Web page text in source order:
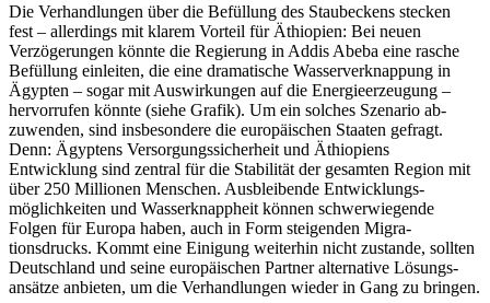
Die Verhandlungen über die Befüllung des Staubeckens stecken
fest – allerdings mit klarem Vorteil für Äthio­pien: Bei neuen
Verzögerungen könnte die Regierung in Addis Abeba eine rasche
Befüllung einleiten, die eine dramatische Wasserverknappung in
Ägypten – sogar mit Auswirkungen aufdie Energieerzeugung –
hervorrufen könnte (siehe Gra­fik). Um ein solches Szenario ab­
zuwenden, sind insbesondere die europäischen Staaten gefragt.
Denn: Ägyptens Versorgungssicherheit und Äthiopiens
Entwicklung sind zentral für die Stabilität der ge­samten Region mit
über 250 Millio­nen Menschen. Ausbleibende Entwicklungs­
möglichkeiten und Wasserknappheit können schwer­wiegende
Folgen für Europa haben, auch in Form steigenden Migra­
tionsdrucks. Kommt eine Einigung weiter­hin nicht zustande, sollten
Deutschland und seine euro­päischen Part­ner alternative Lösungs­
ansätze anbieten, um die Verhandlungen wieder in Gang zu bringen.